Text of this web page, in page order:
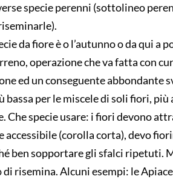
specie perenni (sottolineo
da fiore è o l’autunno o da qui a
operazione che va fatta con
ed un conseguente abbondante
bassa per le miscele di soli fiori, più
Che specie usare: i fiori devono
(corolla corta), devo
ben sopportare gli sfalci ripetuti.
risemina. Alcuni esempi: le